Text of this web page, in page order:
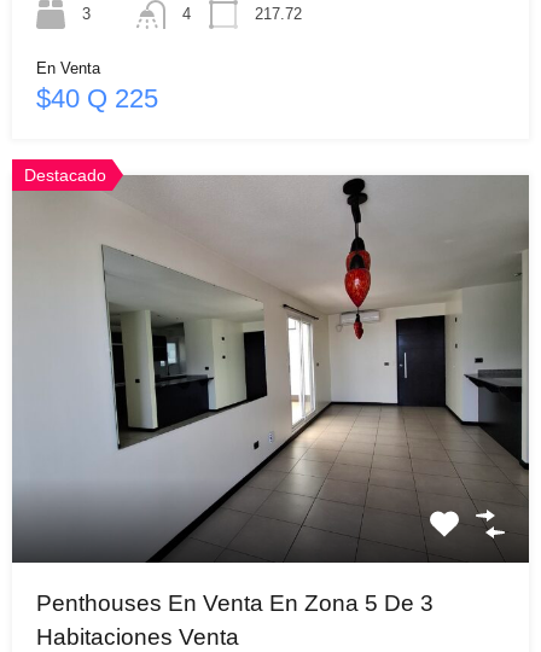
3
4
217.72
En Venta
$40 Q 225
Destacado
Penthouses En Venta En Zona 5 De 3
Habitaciones Venta